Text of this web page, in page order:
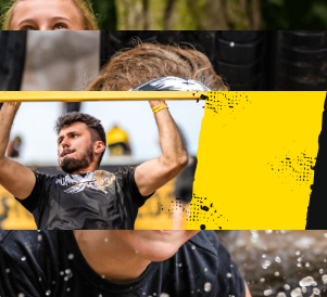
2 KM+
1 KM+
ZALEW ZEMBORZYCKI
ARENA GDAŃSK/SOPOT
DEMO WARSZAWA 24/26.09.2026
KOPALNIA ROLANTOWICE